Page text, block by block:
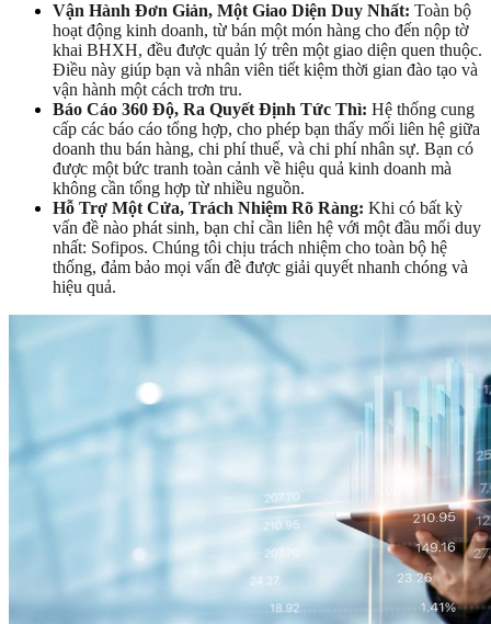
Vận Hành Đơn Giản, Một Giao Diện Duy Nhất: Toàn bộ
hoạt động kinh doanh, từ bán một món hàng cho đến nộp tờ
khai BHXH, đều được quản lý trên một giao diện quen thuộc.
Điều này giúp bạn và nhân viên tiết kiệm thời gian đào tạo và
vận hành một cách trơn tru.
Báo Cáo 360 Độ, Ra Quyết Định Tức Thì: Hệ thống cung
cấp các báo cáo tổng hợp, cho phép bạn thấy mối liên hệ giữa
doanh thu bán hàng, chi phí thuế, và chi phí nhân sự. Bạn có
được một bức tranh toàn cảnh về hiệu quả kinh doanh mà
không cần tổng hợp từ nhiều nguồn.
Hỗ Trợ Một Cửa, Trách Nhiệm Rõ Ràng: Khi có bất kỳ
vấn đề nào phát sinh, bạn chỉ cần liên hệ với một đầu mối duy
nhất: Sofipos. Chúng tôi chịu trách nhiệm cho toàn bộ hệ
thống, đảm bảo mọi vấn đề được giải quyết nhanh chóng và
hiệu quả.